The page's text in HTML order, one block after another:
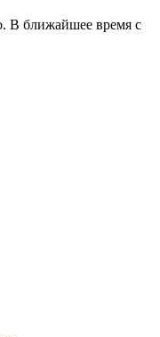
В ближайшее время с